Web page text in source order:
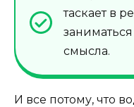
таскает в
смысла.
И все потому, что